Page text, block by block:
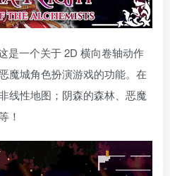
是一个关于 2D 横向卷轴动作
魔城角色扮演游戏的功能。在
线性地图；阴森的森林、恶魔
！